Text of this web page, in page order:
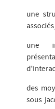
une
associés,
une
des
sous-